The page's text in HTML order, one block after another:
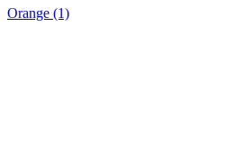
Orange (1)